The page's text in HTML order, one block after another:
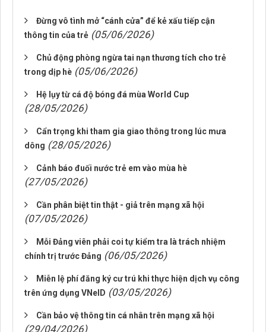
Đừng vô tình mở “cánh cửa” để kẻ xấu tiếp cận
thông tin của trẻ (05/06/2026)
Chủ động phòng ngừa tai nạn thương tích cho trẻ
trong dịp hè (05/06/2026)
Hệ lụy từ cá độ bóng đá mùa World Cup
(28/05/2026)
Cẩn trọng khi tham gia giao thông trong lúc mưa
dông (28/05/2026)
Cảnh báo đuối nước trẻ em vào mùa hè
(27/05/2026)
Cần phân biệt tin thật - giả trên mạng xã hội
(07/05/2026)
Mỗi Đảng viên phải coi tự kiểm tra là trách nhiệm
chính trị trước Đảng (06/05/2026)
Miễn lệ phí đăng ký cư trú khi thực hiện dịch vụ công
trên ứng dụng VNeID (03/05/2026)
Cần bảo vệ thông tin cá nhân trên mạng xã hội
(29/04/2026)